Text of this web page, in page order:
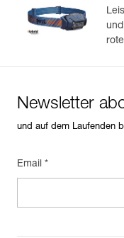
Importieren und
Ihrer vorhandenen
Sehen Sie sich die
Mehr erfahren
Newsletter
und auf dem Laufenden
Email *